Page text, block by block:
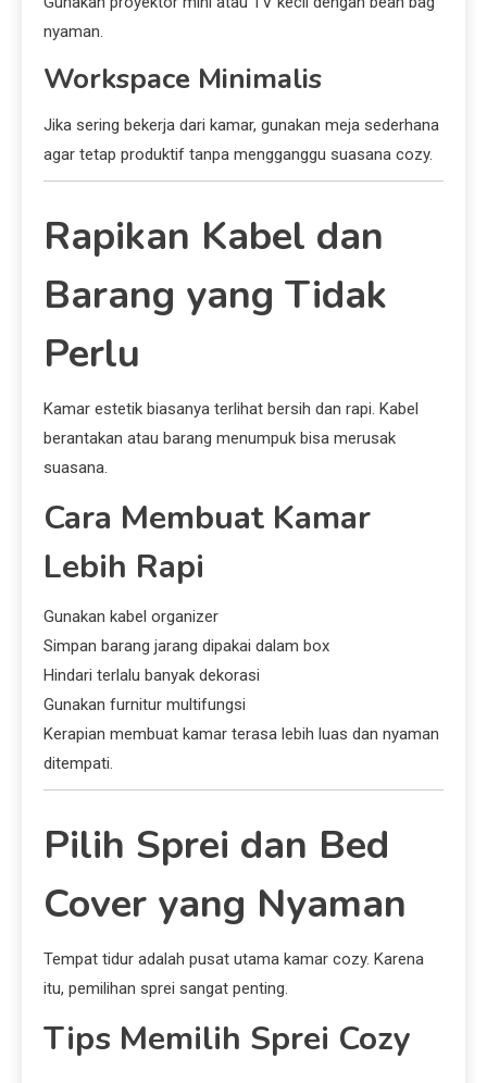
nyaman.
Workspace Minimalis
Jika sering bekerja dari kamar, gunakan meja sederhana
agar tetap produktif tanpa mengganggu suasana cozy.
Rapikan Kabel dan
Barang yang Tidak
Perlu
Kamar estetik biasanya terlihat bersih dan rapi. Kabel
berantakan atau barang menumpuk bisa merusak
suasana.
Cara Membuat Kamar
Lebih Rapi
Gunakan kabel organizer
Simpan barang jarang dipakai dalam box
Hindari terlalu banyak dekorasi
Gunakan furnitur multifungsi
Kerapian membuat kamar terasa lebih luas dan nyaman
ditempati.
Pilih Sprei dan Bed
Cover yang Nyaman
Tempat tidur adalah pusat utama kamar cozy. Karena
itu, pemilihan sprei sangat penting.
Tips Memilih Sprei Cozy